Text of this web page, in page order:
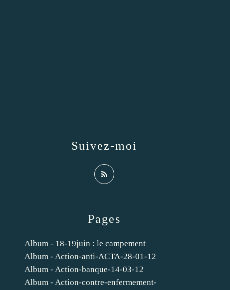
Pages
Album - 18-19juin : le campement
Album - Action-anti-ACTA-28-01-12
Album - Action-banque-14-03-12
Album - Action-contre-enfermement-
Suivez-moi